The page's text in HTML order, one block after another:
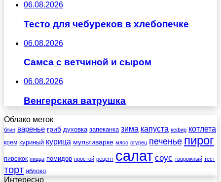
06.08.2026
Тесто для чебуреков в хлебопечке
06.08.2026
Самса с ветчиной и сыром
06.08.2026
Венгерская ватрушка
Облако меток
блин варенье гриб духовка запеканка зима капуста кефир котлета
крем куриный курица мультиварке мясо огурец печенье пирог
пирожок пицца помидор простой рецепт салат соус творожный тест
торт яблоко
Интересно